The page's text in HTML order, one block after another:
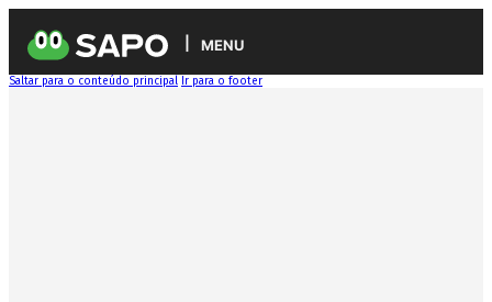
MENU
Saltar para o conteúdo principal Ir para o footer